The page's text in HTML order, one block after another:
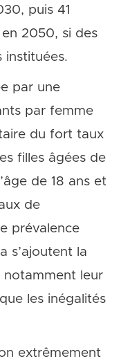
puis 41
2050, si des
instituées.
par une
par femme
du fort taux
filles âgées de
de 18 ans et
de
prévalence
s’ajoutent la
notamment leur
les inégalités
extrêmement